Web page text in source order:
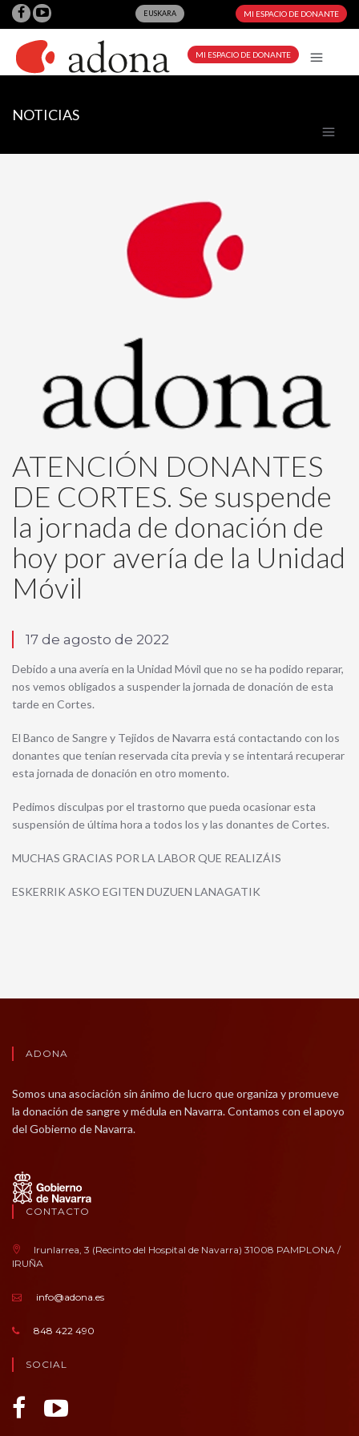
EUSKARA MI ESPACIO DE DONANTE
MI ESPACIO DE DONANTE
NOTICIAS
ATENCIÓN DONANTES
DE CORTES. Se suspende
la jornada de donación de
hoy por avería de la Unidad
Móvil
17 de agosto de 2022
Debido a una avería en la Unidad Móvil que no se ha podido reparar,
nos vemos obligados a suspender la jornada de donación de esta
tarde en Cortes.
El Banco de Sangre y Tejidos de Navarra está contactando con los
donantes que tenían reservada cita previa y se intentará recuperar
esta jornada de donación en otro momento.
Pedimos disculpas por el trastorno que pueda ocasionar esta
suspensión de última hora a todos los y las donantes de Cortes.
MUCHAS GRACIAS POR LA LABOR QUE REALIZÁIS
ESKERRIK ASKO EGITEN DUZUEN LANAGATIK
ADONA
Somos una asociación sin ánimo de lucro que organiza y promueve
la donación de sangre y médula en Navarra. Contamos con el apoyo
del Gobierno de Navarra.
CONTACTO
Irunlarrea, 3 (Recinto del Hospital de Navarra) 31008 PAMPLONA /
IRUÑA
info@adona.es
848 422 490
SOCIAL